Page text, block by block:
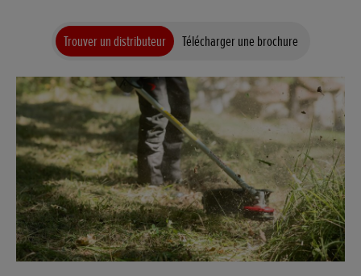
Trouver un distributeur Télécharger une brochure